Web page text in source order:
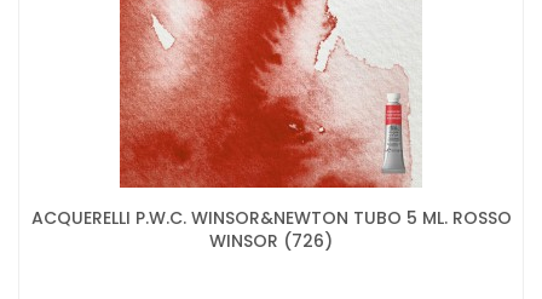
ACQUERELLI P.W.C. WINSOR&NEWTON TUBO 5 ML. ROSSO
WINSOR (726)